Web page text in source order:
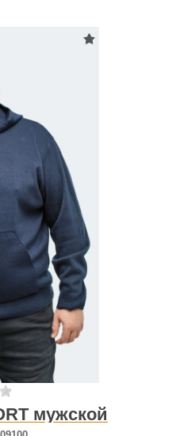
мужской